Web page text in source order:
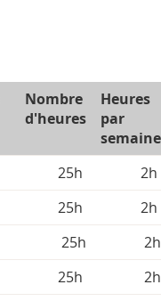
Nombre
d'heures
Heures
par
semaine
25h 2h
25h 2h
25h 2h
25h 2h